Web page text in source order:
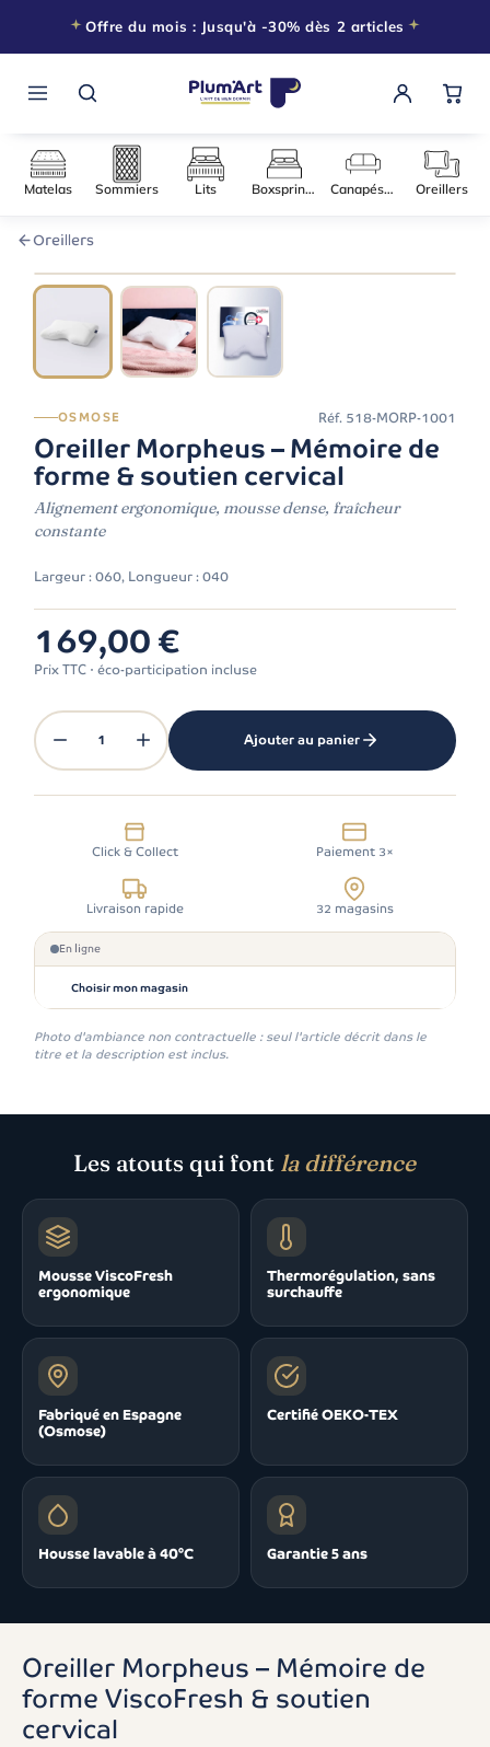
Offre du mois : Jusqu'à -30% dès 2 articles
Matelas
Oreillers
−30% DÈS 2 ARTICLES
060 × 040
OSMOSE Réf. 518-MORP-1001
Oreiller Morpheus – Mémoire de
forme & soutien cervical
Alignement ergonomique, mousse dense, fraîcheur
constante
Largeur : 060, Longueur : 040
169,00 €
Prix TTC · éco-participation incluse
1 Ajouter au panier
Click & Collect Paiement 3×
Livraison rapide 32 magasins
En ligne
Choisir mon magasin
Photo d'ambiance non contractuelle : seul l'article décrit dans le
titre et la description est inclus.
Les atouts qui font la différence
Mousse ViscoFresh
ergonomique
Thermorégulation, sans
surchauffe
Fabriqué en Espagne
(Osmose)
Certifié OEKO-TEX
Housse lavable à 40°C Garantie 5 ans
Oreiller Morpheus – Mémoire de
forme ViscoFresh & soutien
cervical